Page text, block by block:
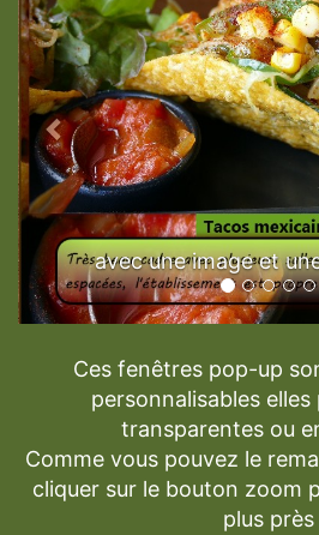
avec une image et
Ces fenêtres pop-up
personnalisables
transparentes ou
Comme vous pouvez le
cliquer sur le bouton zoom
plus près